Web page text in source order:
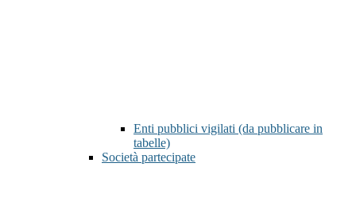
Enti pubblici vigilati (da pubblicare in
tabelle)
Società partecipate